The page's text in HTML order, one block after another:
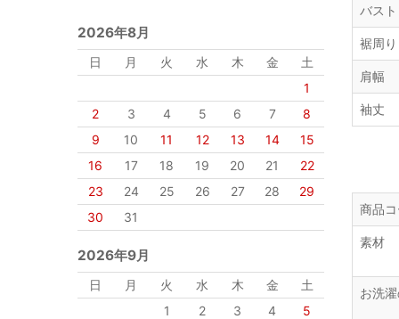
2026年8月
日 月 火 水 木 金
土
1
2
3 4 5 6 7
8
9
10 11 12 13 14
15
16
17 18 19 20 21
22
23
24 25 26 27 28
29
30
31
2026年9月
日 月 火 水 木 金
土
1
2 3 4
5
バスト
裾周り
肩幅
袖丈
商品
素材
お洗